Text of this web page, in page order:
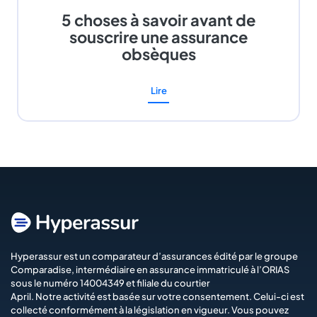
5 choses à savoir avant de
souscrire une assurance
obsèques
Lire
Hyperassur est un comparateur d’assurances édité par le groupe
Comparadise, intermédiaire en assurance immatriculé à l’ORIAS
sous le numéro 14004349 et filiale du courtier
April. Notre activité est basée sur votre consentement. Celui-ci est
collecté conformément à la législation en vigueur. Vous pouvez